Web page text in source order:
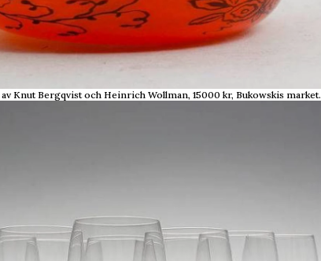
av Knut Bergqvist och Heinrich Wollman, 15000 kr, Bukowskis market.